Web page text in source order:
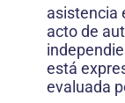
asistencia
acto de
está
evaluada